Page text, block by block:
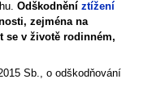
Odškodnění ztížení
zejména na
se v životě rodinném,
Sb., o odškodňování